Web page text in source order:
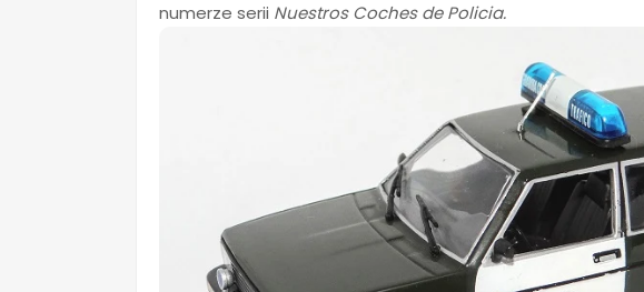
numerze serii Nuestros Coches de Policia.